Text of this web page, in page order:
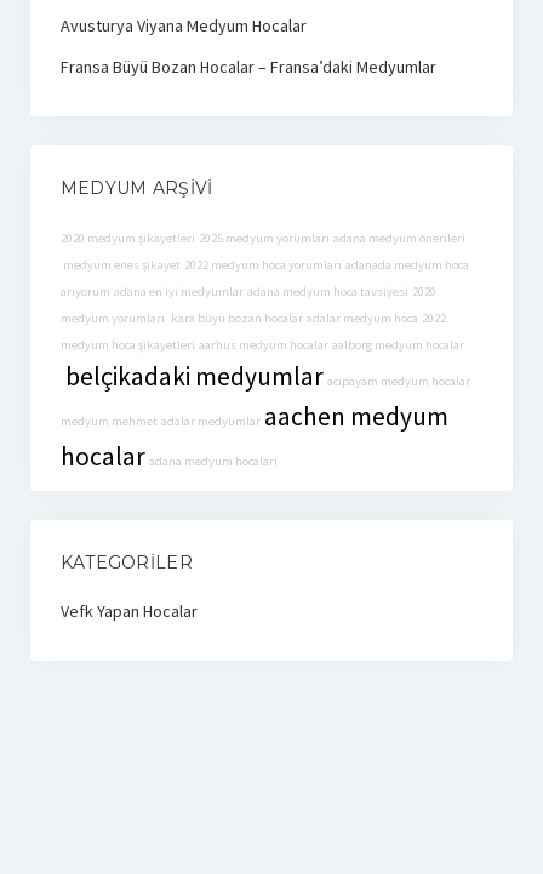
Avusturya Viyana Medyum Hocalar
Fransa Büyü Bozan Hocalar – Fransa’daki Medyumlar
MEDYUM ARŞIVI
2020 medyum şikayetleri 2025 medyum yorumları adana medyum önerileri
medyum enes şikayet 2022 medyum hoca yorumları adanada medyum hoca
arıyorum adana en iyi medyumlar adana medyum hoca tavsiyesi 2020
medyum yorumları kara büyü bozan hocalar adalar medyum hoca 2022
medyum hoca şikayetleri aarhus medyum hocalar aalborg medyum hocalar
belçikadaki medyumlar acıpayam medyum hocalar
medyum mehmet adalar medyumlar aachen medyum
hocalar adana medyum hocaları
KATEGORILER
Vefk Yapan Hocalar